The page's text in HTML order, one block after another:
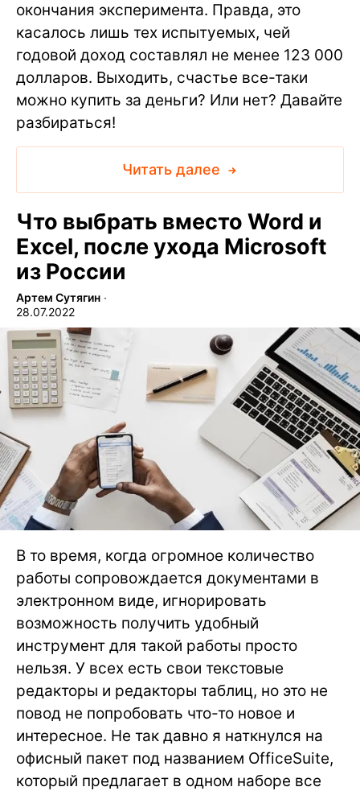
окончания эксперимента. Правда, это
касалось лишь тех испытуемых, чей
годовой доход составлял не менее 123 000
долларов. Выходить, счастье все-таки
можно купить за деньги? Или нет? Давайте
разбираться!
Читать далее
Что выбрать вместо Word и
Excel, после ухода Microsoft
из России
Артем Сутягин ∙
28.07.2022
В то время, когда огромное количество
работы сопровождается документами в
электронном виде, игнорировать
возможность получить удобный
инструмент для такой работы просто
нельзя. У всех есть свои текстовые
редакторы и редакторы таблиц, но это не
повод не попробовать что-то новое и
интересное. Не так давно я наткнулся на
офисный пакет под названием OfficeSuite,
который предлагает в одном наборе все